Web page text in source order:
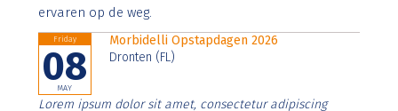
ervaren op de weg.
Friday
08
MAY
Morbidelli Opstapdagen 2026
Dronten (FL)
Lorem ipsum dolor sit amet, consectetur adipiscing